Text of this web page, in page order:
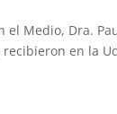
el Medio, Dra.
recibieron en la